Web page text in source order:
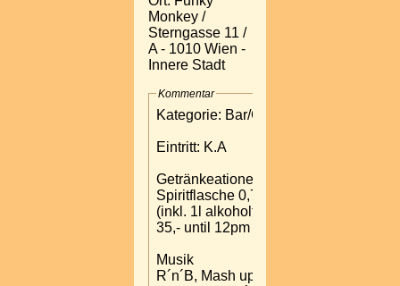
Monkey /
Sterngasse 11 /
A - 1010 Wien -
Innere Stadt
Kommentar
Kategorie: Bar/Club
Eintritt: K.A
Getränkeationen:
Spiritflasche 0,7l
(inkl. 1l alkoholfrei) ¤
35,- until 12pm
Musik
R´n´B, Mash up Hits